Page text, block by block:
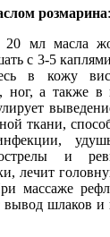
розмарина:
мл масла
с 3-5
в кожу
ног, а также
ткани,
и
лечит
массаже
вывод шлаков и